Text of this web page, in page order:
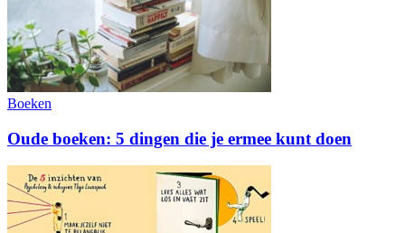
Boeken
Oude boeken: 5 dingen die je ermee kunt doen